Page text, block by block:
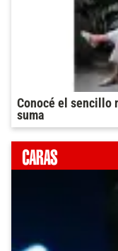
Conocé el sencillo
suma